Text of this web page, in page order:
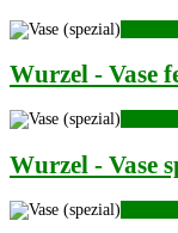
Wurzel - Vase
Wurzel - Vase